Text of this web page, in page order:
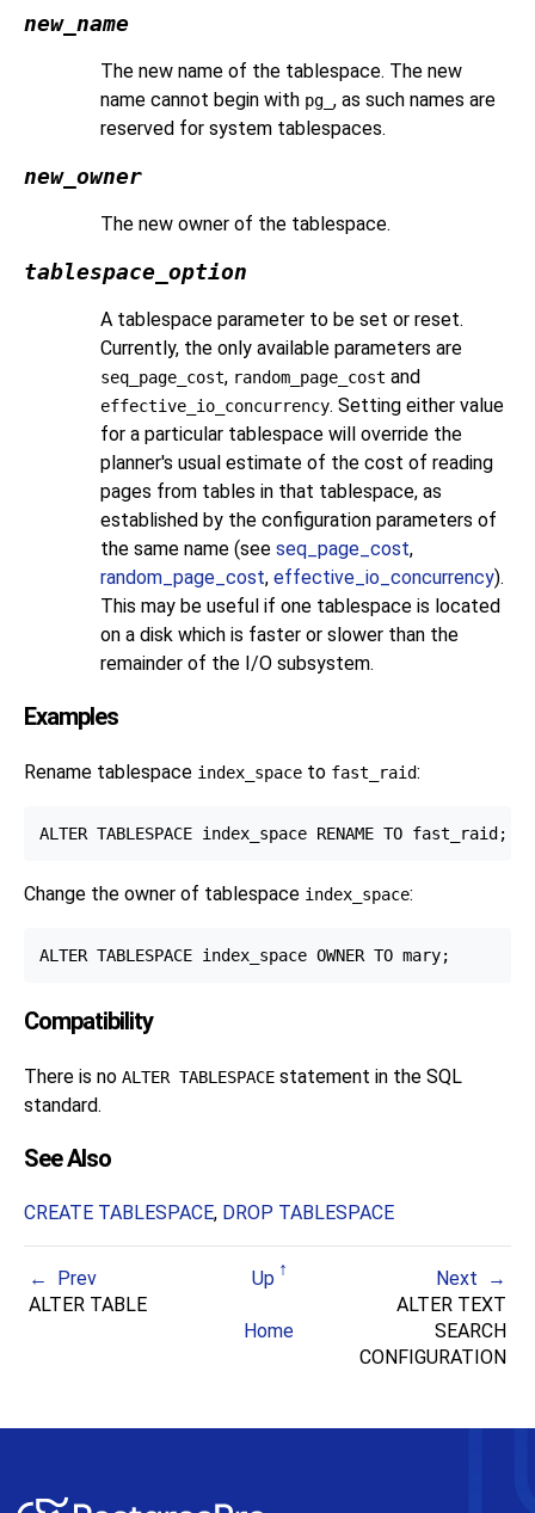
new_name
The new name of the tablespace. The new
name cannot begin with pg_ , as such names are
reserved for system tablespaces.
new_owner
The new owner of the tablespace.
tablespace_option
A tablespace parameter to be set or reset.
Currently, the only available parameters are
seq_page_cost, random_page_cost and
effective_io_concurrency. Setting either value
for a particular tablespace will override the
planner's usual estimate of the cost of reading
pages from tables in that tablespace, as
established by the configuration parameters of
the same name (see seq_page_cost,
random_page_cost, effective_io_concurrency).
This may be useful if one tablespace is located
on a disk which is faster or slower than the
remainder of the I/O subsystem.
Examples
Rename tablespace index_space to fast_raid:
Change the owner of tablespace index_space:
Compatibility
There is no ALTER TABLESPACE statement in the SQL
standard.
See Also
CREATE TABLESPACE, DROP TABLESPACE
Prev Up
Next
ALTER TABLE
Home
ALTER TEXT
SEARCH
CONFIGURATION